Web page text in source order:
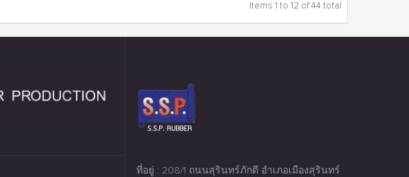
Items 1 to 12 of 44 total
ที่อยู่ : 208/1 ถนนสุรินทร์ภักดี อำเภอเมืองสุรินทร์